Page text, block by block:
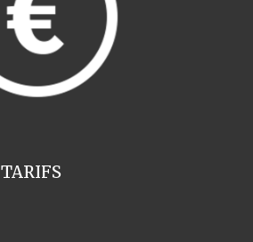
TARIFS